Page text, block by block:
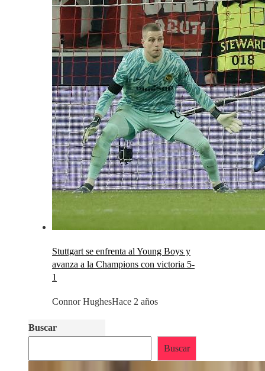
Stuttgart se enfrenta al Young Boys y
avanza a la Champions con victoria 5-
1
Connor HughesHace 2 años
Buscar
Buscar